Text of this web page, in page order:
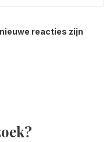
reacties zijn